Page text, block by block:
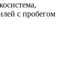
с пробегом